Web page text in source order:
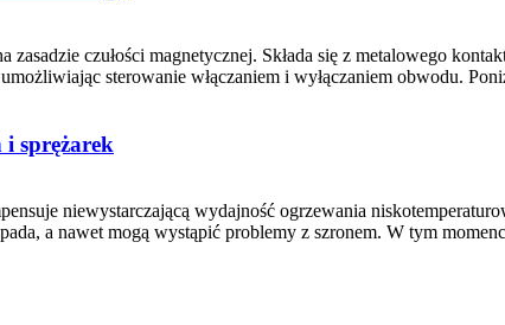
czułości magnetycznej. Składa się z metalowego
sterowanie włączaniem i wyłączaniem obwodu.
i sprężarek
niewystarczającą wydajność ogrzewania
a nawet mogą wystąpić problemy z szronem. W tym